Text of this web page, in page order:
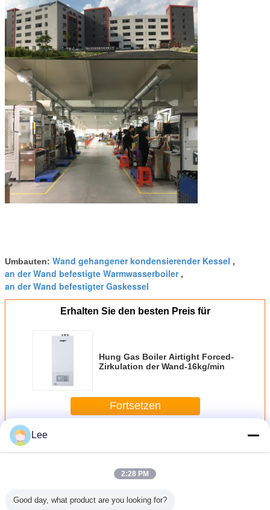
Umbauten: Wand gehangener kondensierender Kessel ,
an der Wand befestigte Warmwasserboiler,
an der Wand befestigter Gaskessel
Erhalten Sie den besten Preis für
Hung Gas Boiler Airtight Forced-
Zirkulation der Wand-16kg/min
Fortsetzen
MehrWand-Hungs-Gas-Kessel
Gewerblicher
Wandgehängter
Lee
2:28 PM
Good day, what product are you looking for?